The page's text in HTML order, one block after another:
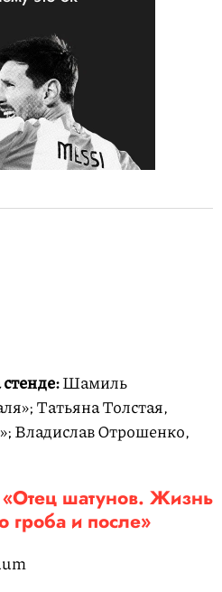
Шамиль
Татьяна Толстая,
Владислав Отрошенко,
шатунов. Жизнь
и после»